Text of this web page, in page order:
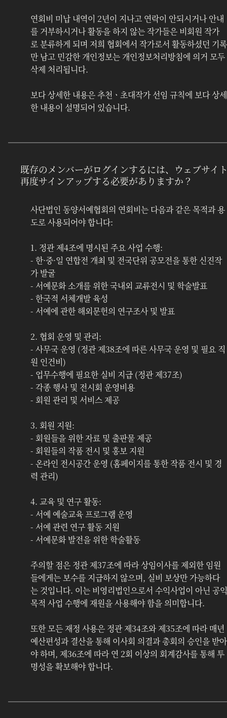
연회비 미납 내역이 2년이 지나고 연락이 안되시거나 안내
를 거부하시거나 활동을 하지 않는 작가들은 비회원 작가
로 분류하게 되며 저희 협회에서 작가로서 활동하셨던 기록
만 남고 민감한 개인정보는 개인정보처리방침에 의거 모두
삭제 처리됩니다.
보다 상세한 내용은 추천ㆍ초대작가 선임 규칙에 보다 상세
한 내용이 설명되어 있습니다.
既存のメンバーがログインするには、ウェブサイ
再度サインアップする必要がありますか？
사단법인 동양서예협회의 연회비는 다음과 같은 목적과 용
도로 사용되어야 합니다:
1. 정관 제4조에 명시된 주요 사업 수행:
- 한·중·일 연합전 개최 및 전국단위 공모전을 통한 신진작
가 발굴
- 서예문화 소개를 위한 국내외 교류전시 및 학술발표
- 한국적 서체개발 육성
- 서예에 관한 해외문헌의 연구조사 및 발표
2. 협회 운영 및 관리:
- 사무국 운영 (정관 제38조에 따른 사무국 운영 및 필요 직
원 인건비)
- 업무수행에 필요한 실비 지급 (정관 제37조)
- 각종 행사 및 전시회 운영비용
- 회원 관리 및 서비스 제공
3. 회원 지원:
- 회원들을 위한 자료 및 출판물 제공
- 회원들의 작품 전시 및 홍보 지원
- 온라인 전시공간 운영 (홈페이지를 통한 작품 전시 및 경
력 관리)
4. 교육 및 연구 활동:
- 서예 예술교육 프로그램 운영
- 서예 관련 연구 활동 지원
- 서예문화 발전을 위한 학술활동
주의할 점은 정관 제37조에 따라 상임이사를 제외한 임원
들에게는 보수를 지급하지 않으며, 실비 보상만 가능하다
는 것입니다. 이는 비영리법인으로서 수익사업이 아닌 공익
목적 사업 수행에 재원을 사용해야 함을 의미합니다.
또한 모든 재정 사용은 정관 제34조와 제35조에 따라 매년
예산편성과 결산을 통해 이사회 의결과 총회의 승인을 받아
야 하며, 제36조에 따라 연 2회 이상의 회계감사를 통해 투
명성을 확보해야 합니다.